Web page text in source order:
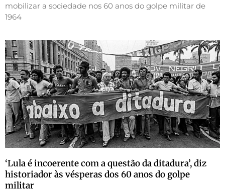
mobilizar a sociedade nos 60 anos do golpe militar de
1964
‘Lula é incoerente com a questão da ditadura’, diz
historiador às vésperas dos 60 anos do golpe
militar